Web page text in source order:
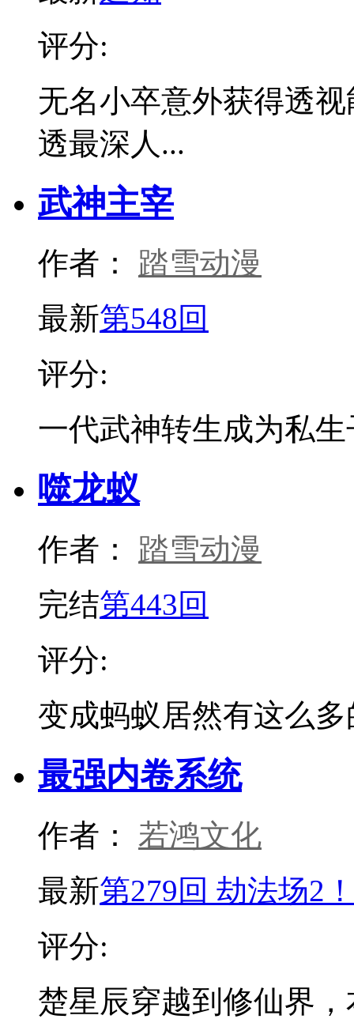
评分:
无名小卒意外获得透
透最深人...
武神主宰
作者：
踏雪动漫
最新第548回
评分:
一代武神转生成为私
噬龙蚁
作者：
踏雪动漫
完结第443回
评分:
变成蚂蚁居然有这么
最强内卷系统
作者：
若鸿文化
最新第279回 劫法场2
评分:
楚星辰穿越到修仙界